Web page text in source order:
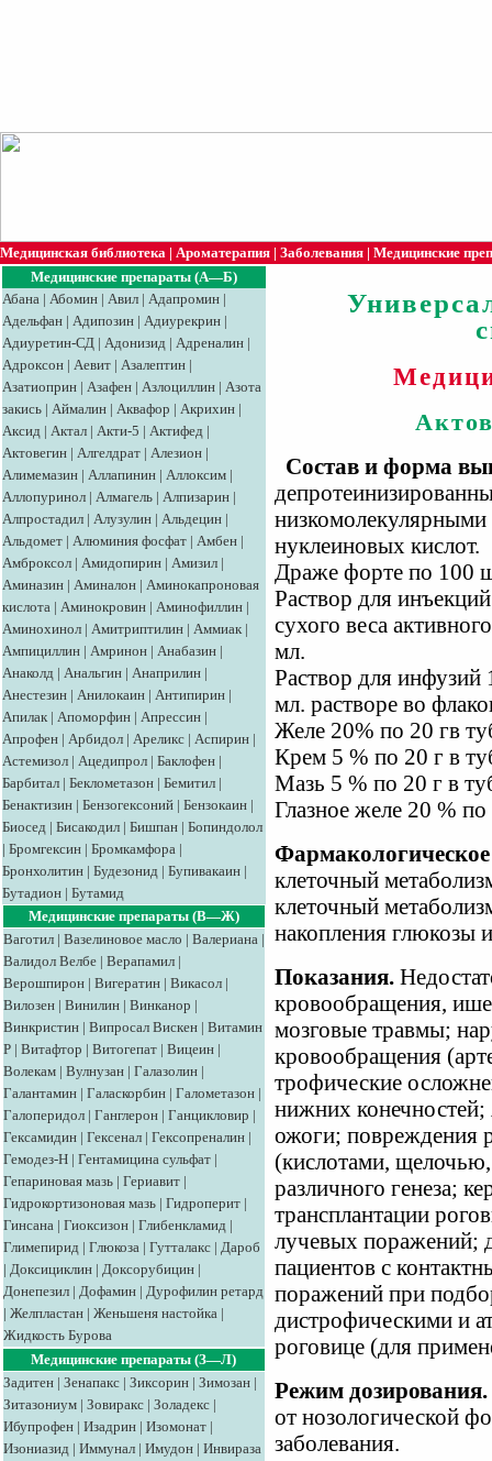
Медицинская библиотека | Ароматерапия | Заболевания | Медицинские
Медицинские препараты (А—Б)
Абана | Абомин | Авил | Адапромин |
Адельфан | Адипозин | Адиурекрин |
Адиуретин-СД | Адонизид | Адреналин |
Адроксон | Аевит | Азалептин |
Азатиоприн | Азафен | Азлоциллин | Азота
закись | Аймалин | Аквафор | Акрихин |
Аксид | Aктaл | Акти-5 | Актифед |
Актовегин | Алгелдрат | Алезион |
Алимемазин | Аллапинин | Аллоксим |
Аллопуринол | Алмагель | Алпизарин |
Алпростадил | Алузулин | Альдецин |
Альдомет | Алюминия фосфат | Амбен |
Амброксол | Амидопирин | Амизил |
Аминазин | Аминалон | Аминокапроновая
кислота | Аминокровин | Аминофиллин |
Аминохинол | Амитриптилин | Аммиак |
Ампициллин | Амринон | Анабазин |
Анаколд | Анальгин | Анаприлин |
Анестезин | Анилокаин | Антипирин |
Апилак | Апоморфин | Апрессин |
Апрофен | Арбидол | Ареликс | Аспирин |
Астемизол | Ацедипрол | Баклофен |
Барбитал | Беклометазон | Бемитил |
Бенактизин | Бензогексоний | Бензокаин |
Биосед | Бисакодил | Бишпан | Бопиндолол
| Бромгексин | Бромкамфора |
Бронхолитин | Будезонид | Бупивакаин |
Бутадион | Бутамид
Медицинские препараты (В—Ж)
Ваготил | Вазелиновое масло | Валериана |
Валидол Велбе | Верапамил |
Верошпирон | Вигератин | Викасол |
Вилозен | Винилин | Винканор |
Винкристин | Випросал Вискен | Витамин
Р | Витафтор | Витогепат | Вицеин |
Волекам | Вулнузан | Галазолин |
Галантамин | Галаскорбин | Галометазон |
Галоперидол | Ганглерон | Ганцикловир |
Гексамидин | Гексенал | Гексопреналин |
Гемодез-Н | Гентамицина сульфат |
Гепариновая мазь | Гериавит |
Гидрокортизоновая мазь | Гидроперит |
Гинсана | Гиоксизон | Глибенкламид |
Глимепирид | Глюкоза | Гутталакс | Дароб
| Доксициклин | Доксорубицин |
Донепезил | Дофамин | Дурофилин ретард
| Желпластан | Женьшеня настойка |
Жидкость Бурова
Медицинские препараты (З—Л)
Задитен | Зенапакс | Зиксорин | Зимозан |
Зитазониум | Зовиракс | Золадекс |
Ибупрофен | Изадрин | Изомонат |
Изониазид | Иммунал | Имудон | Инвираза
Состав и форма
низкомолекулярными
нуклеиновых кислот.
Драже форте по 100
Раствор для
сухого веса
мл.
Раствор для инфузий
мл. растворе во
Желе 20% по 20 гв
Крем 5 % по 20 г в
Мазь 5 % по 20 г в
Глазное желе 20 % по
Фармакологическое
клеточный
клеточный
накопления глюкозы
Показания.
кровообращения,
мозговые травмы;
кровообращения
трофические
нижних конечностей;
ожоги; повреждения
(кислотами,
различного генеза;
трансплантации
лучевых поражений;
пациентов с
поражений при
дистрофическими и
роговице (для
Режим дозирования.
от нозологической
заболевания.